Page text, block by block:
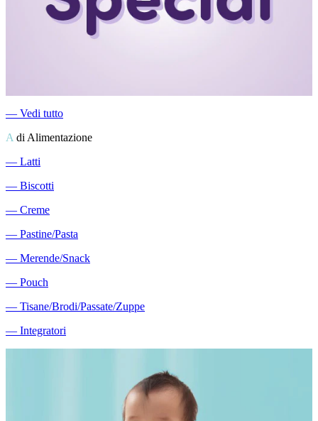
― Vedi tutto
A di Alimentazione
― Latti
― Biscotti
― Creme
― Pastine/Pasta
― Merende/Snack
― Pouch
― Tisane/Brodi/Passate/Zuppe
― Integratori